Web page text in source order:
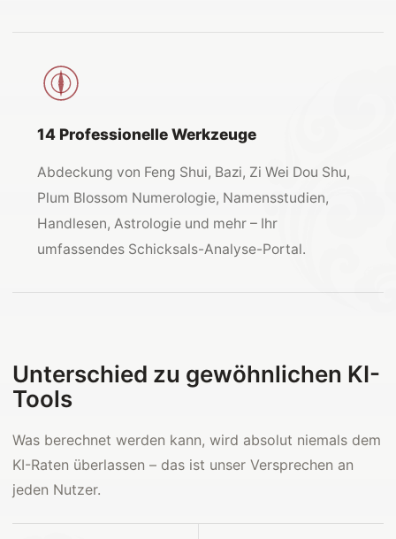
14 Professionelle Werkzeuge
Abdeckung von Feng Shui, Bazi, Zi Wei Dou Shu,
Plum Blossom Numerologie, Namensstudien,
Handlesen, Astrologie und mehr – Ihr
umfassendes Schicksals-Analyse-Portal.
Unterschied zu gewöhnlichen KI-
Tools
Was berechnet werden kann, wird absolut niemals dem
KI-Raten überlassen – das ist unser Versprechen an
jeden Nutzer.